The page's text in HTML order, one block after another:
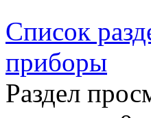
Список
приборы
Раздел